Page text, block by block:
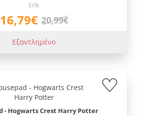
Erik
16,79€ 20,99€
Εξαντλημένο
- Hogwarts Crest Harry Potter